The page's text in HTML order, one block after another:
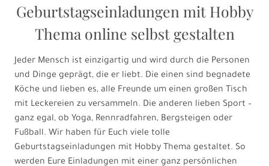
Geburtstagseinladungen mit Hobby
Thema online selbst gestalten
Jeder Mensch ist einzigartig und wird durch die Personen
und Dinge geprägt, die er liebt. Die einen sind begnadete
Köche und lieben es, alle Freunde um einen großen Tisch
mit Leckereien zu versammeln. Die anderen lieben Sport –
ganz egal, ob Yoga, Rennradfahren, Bergsteigen oder
Fußball. Wir haben für Euch viele tolle
Geburtstagseinladungen mit Hobby Thema gestaltet. So
werden Eure Einladungen mit einer ganz persönlichen